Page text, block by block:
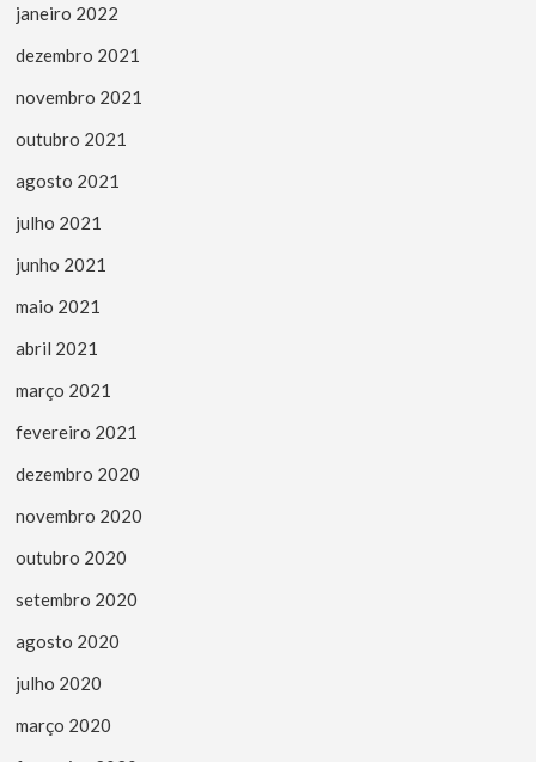
janeiro 2022
dezembro 2021
novembro 2021
outubro 2021
agosto 2021
julho 2021
junho 2021
maio 2021
abril 2021
março 2021
fevereiro 2021
dezembro 2020
novembro 2020
outubro 2020
setembro 2020
agosto 2020
julho 2020
março 2020